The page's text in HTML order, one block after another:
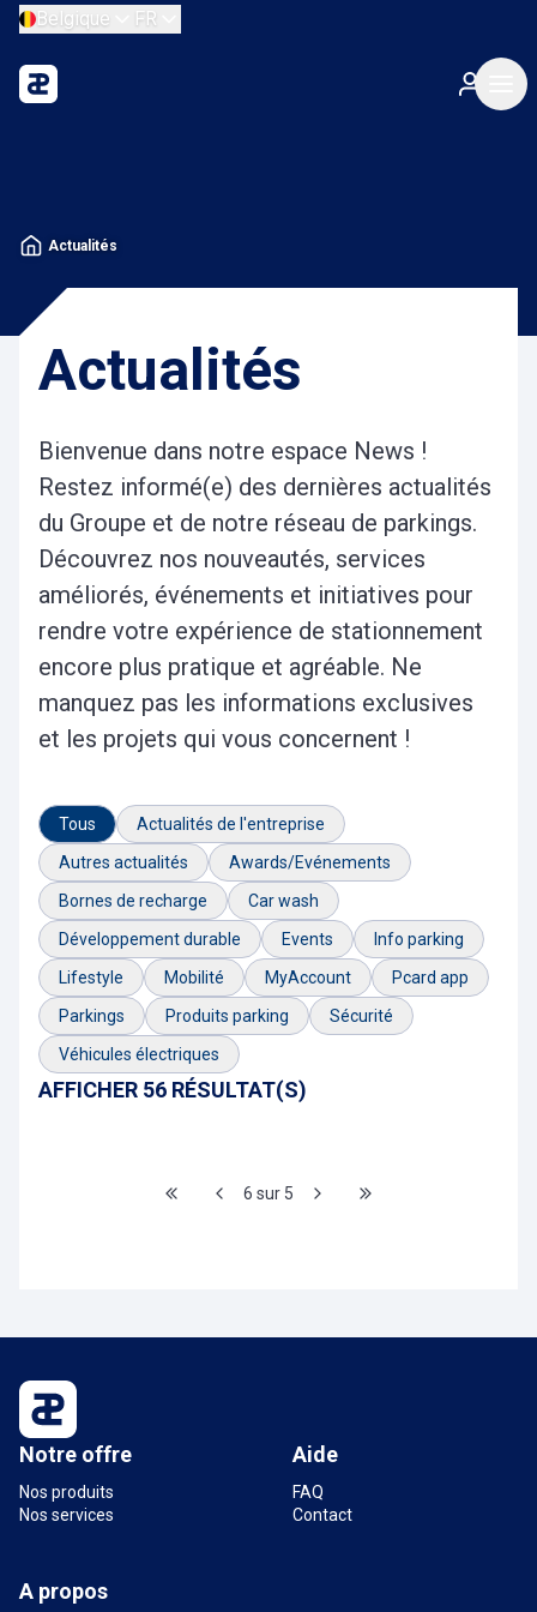
Belgique FR
Actualités
Actualités
Bienvenue dans notre espace News !
Restez informé(e) des dernières actualités
du Groupe et de notre réseau de parkings.
Découvrez nos nouveautés, services
améliorés, événements et initiatives pour
rendre votre expérience de stationnement
encore plus pratique et agréable. Ne
manquez pas les informations exclusives
et les projets qui vous concernent !
Tous
Actualités de l'entreprise
Autres actualités
Awards/Evénements
Bornes de recharge
Car wash
Développement durable
Events
Info parking
Lifestyle
Mobilité MyAccount
Pcard app
Parkings
Produits parking
Sécurité
Véhicules électriques
AFFICHER 56 RÉSULTAT(S)
6 sur 5
Notre offre
Nos produits
Nos services
Aide
FAQ
Contact
A propos